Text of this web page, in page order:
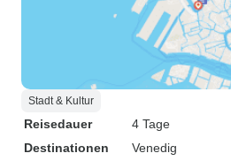
Stadt & Kultur
Reisedauer
4 Tage
Destinationen
Venedig